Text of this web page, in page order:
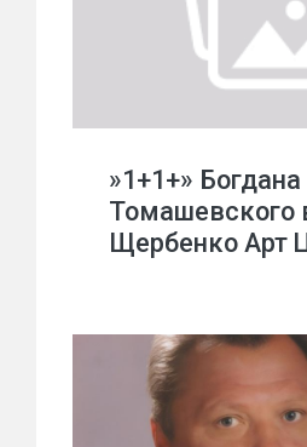
»1+1+» Богдана
Томашевского
Щербенко Арт